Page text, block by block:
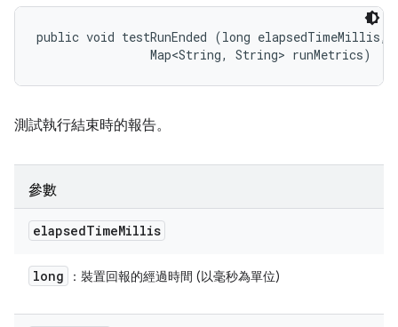
public void testRunEnded (long elapsedTimeMillis,
                Map<String, String> runMetrics)
測試執行結束時的報告。
參數
elapsedTimeMillis
long ：裝置回報的經過時間 (以毫秒為單位)